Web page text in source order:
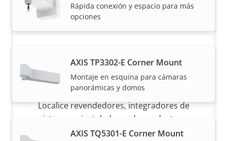
Rápida conexión y espacio para más
opciones
AXIS TP3302-E Corner Mount
Montaje en esquina para cámaras
panorámicas y domos
AXIS TQ5301-E Corner Mount
¿Quiere comprar productos Axis?
Localice revendedores, integradores de
sistemas e instaladores de productos y
sistemas de Axis.